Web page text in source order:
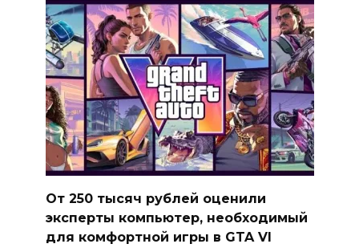
От 250 тысяч рублей оценили
эксперты компьютер, необходимый
для комфортной игры в GTA VI